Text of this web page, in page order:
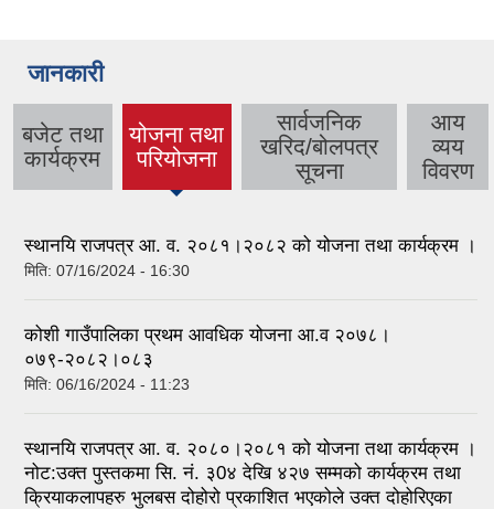
जानकारी
बजेट तथा
कार्यक्रम
योजना तथा
परियोजना
(active
सार्वजनिक
खरिद/बोलपत्र
सूचना
आय
व्यय
विवरण
स्थानयि राजपत्र आ. व. २०८१।२०८२ को योजना तथा कार्यक्रम ।
मिति: 07/16/2024 - 16:30
कोशी गाउँपालिका प्रथम आवधिक योजना आ.व २०७८।
०७९-२०८२।०८३
मिति: 06/16/2024 - 11:23
स्थानयि राजपत्र आ. व. २०८०।२०८१ को योजना तथा कार्यक्रम ।
नोट:उक्त पुस्तकमा सि. नं. ३0४ देखि ४२७ सम्मको कार्यक्रम तथा
क्रियाकलापहरु भुलबस दोहोरो प्रकाशित भएकोले उक्त दोहोरिएका